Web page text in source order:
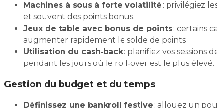
Machines à sous à forte volatilité : privilégiez
et souvent des points bonus.
Jeux de table avec bonus de points: certains
augmenter rapidement le solde de points.
Utilisation du cash‑back: planifiez vos sessions
pendant les jours où le roll‑over est le plus élevé.
Gestion du budget et du temps
Définissez une bankroll festive : allouez un